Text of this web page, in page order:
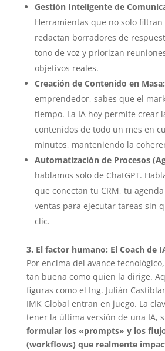
Gestión Inteligente de
Herramientas que no solo
redactan borradores de
tono de voz y priorizan
objetivos reales.
Creación de Contenido en Masa:
emprendedor, sabes que el
tiempo. La IA hoy permite crear
contenidos de todo un mes en
minutos, manteniendo la
Automatización de Procesos
hablamos solo de ChatGPT.
que conectan tu CRM, tu
ventas para ejecutar tareas sin
clic.
3. El factor humano: El Coach de
Por encima del avance
tan buena como quien la dirige.
figuras como el Ing. Julián
IMK Global entran en juego. La
tener la última versión de una IA,
formular los «prompts» y los
(workflows) que realmente